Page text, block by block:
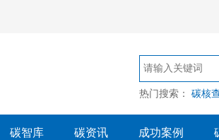
热门搜索： 碳核
碳智库 碳资讯 成功案例